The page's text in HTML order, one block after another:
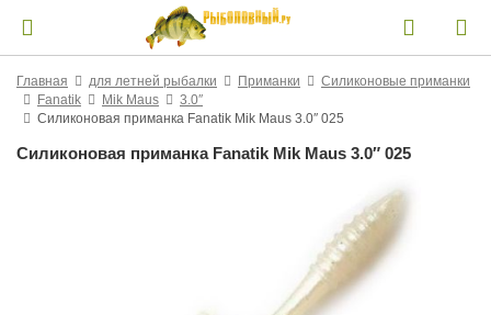
Главная для летней рыбалки Приманки
Силиконовые приманки
Fanatik
Mik Maus
3.0″
Силиконовая приманка Fanatik Mik Maus 3.0″ 025
Силиконовая приманка Fanatik Mik Maus 3.0″ 025